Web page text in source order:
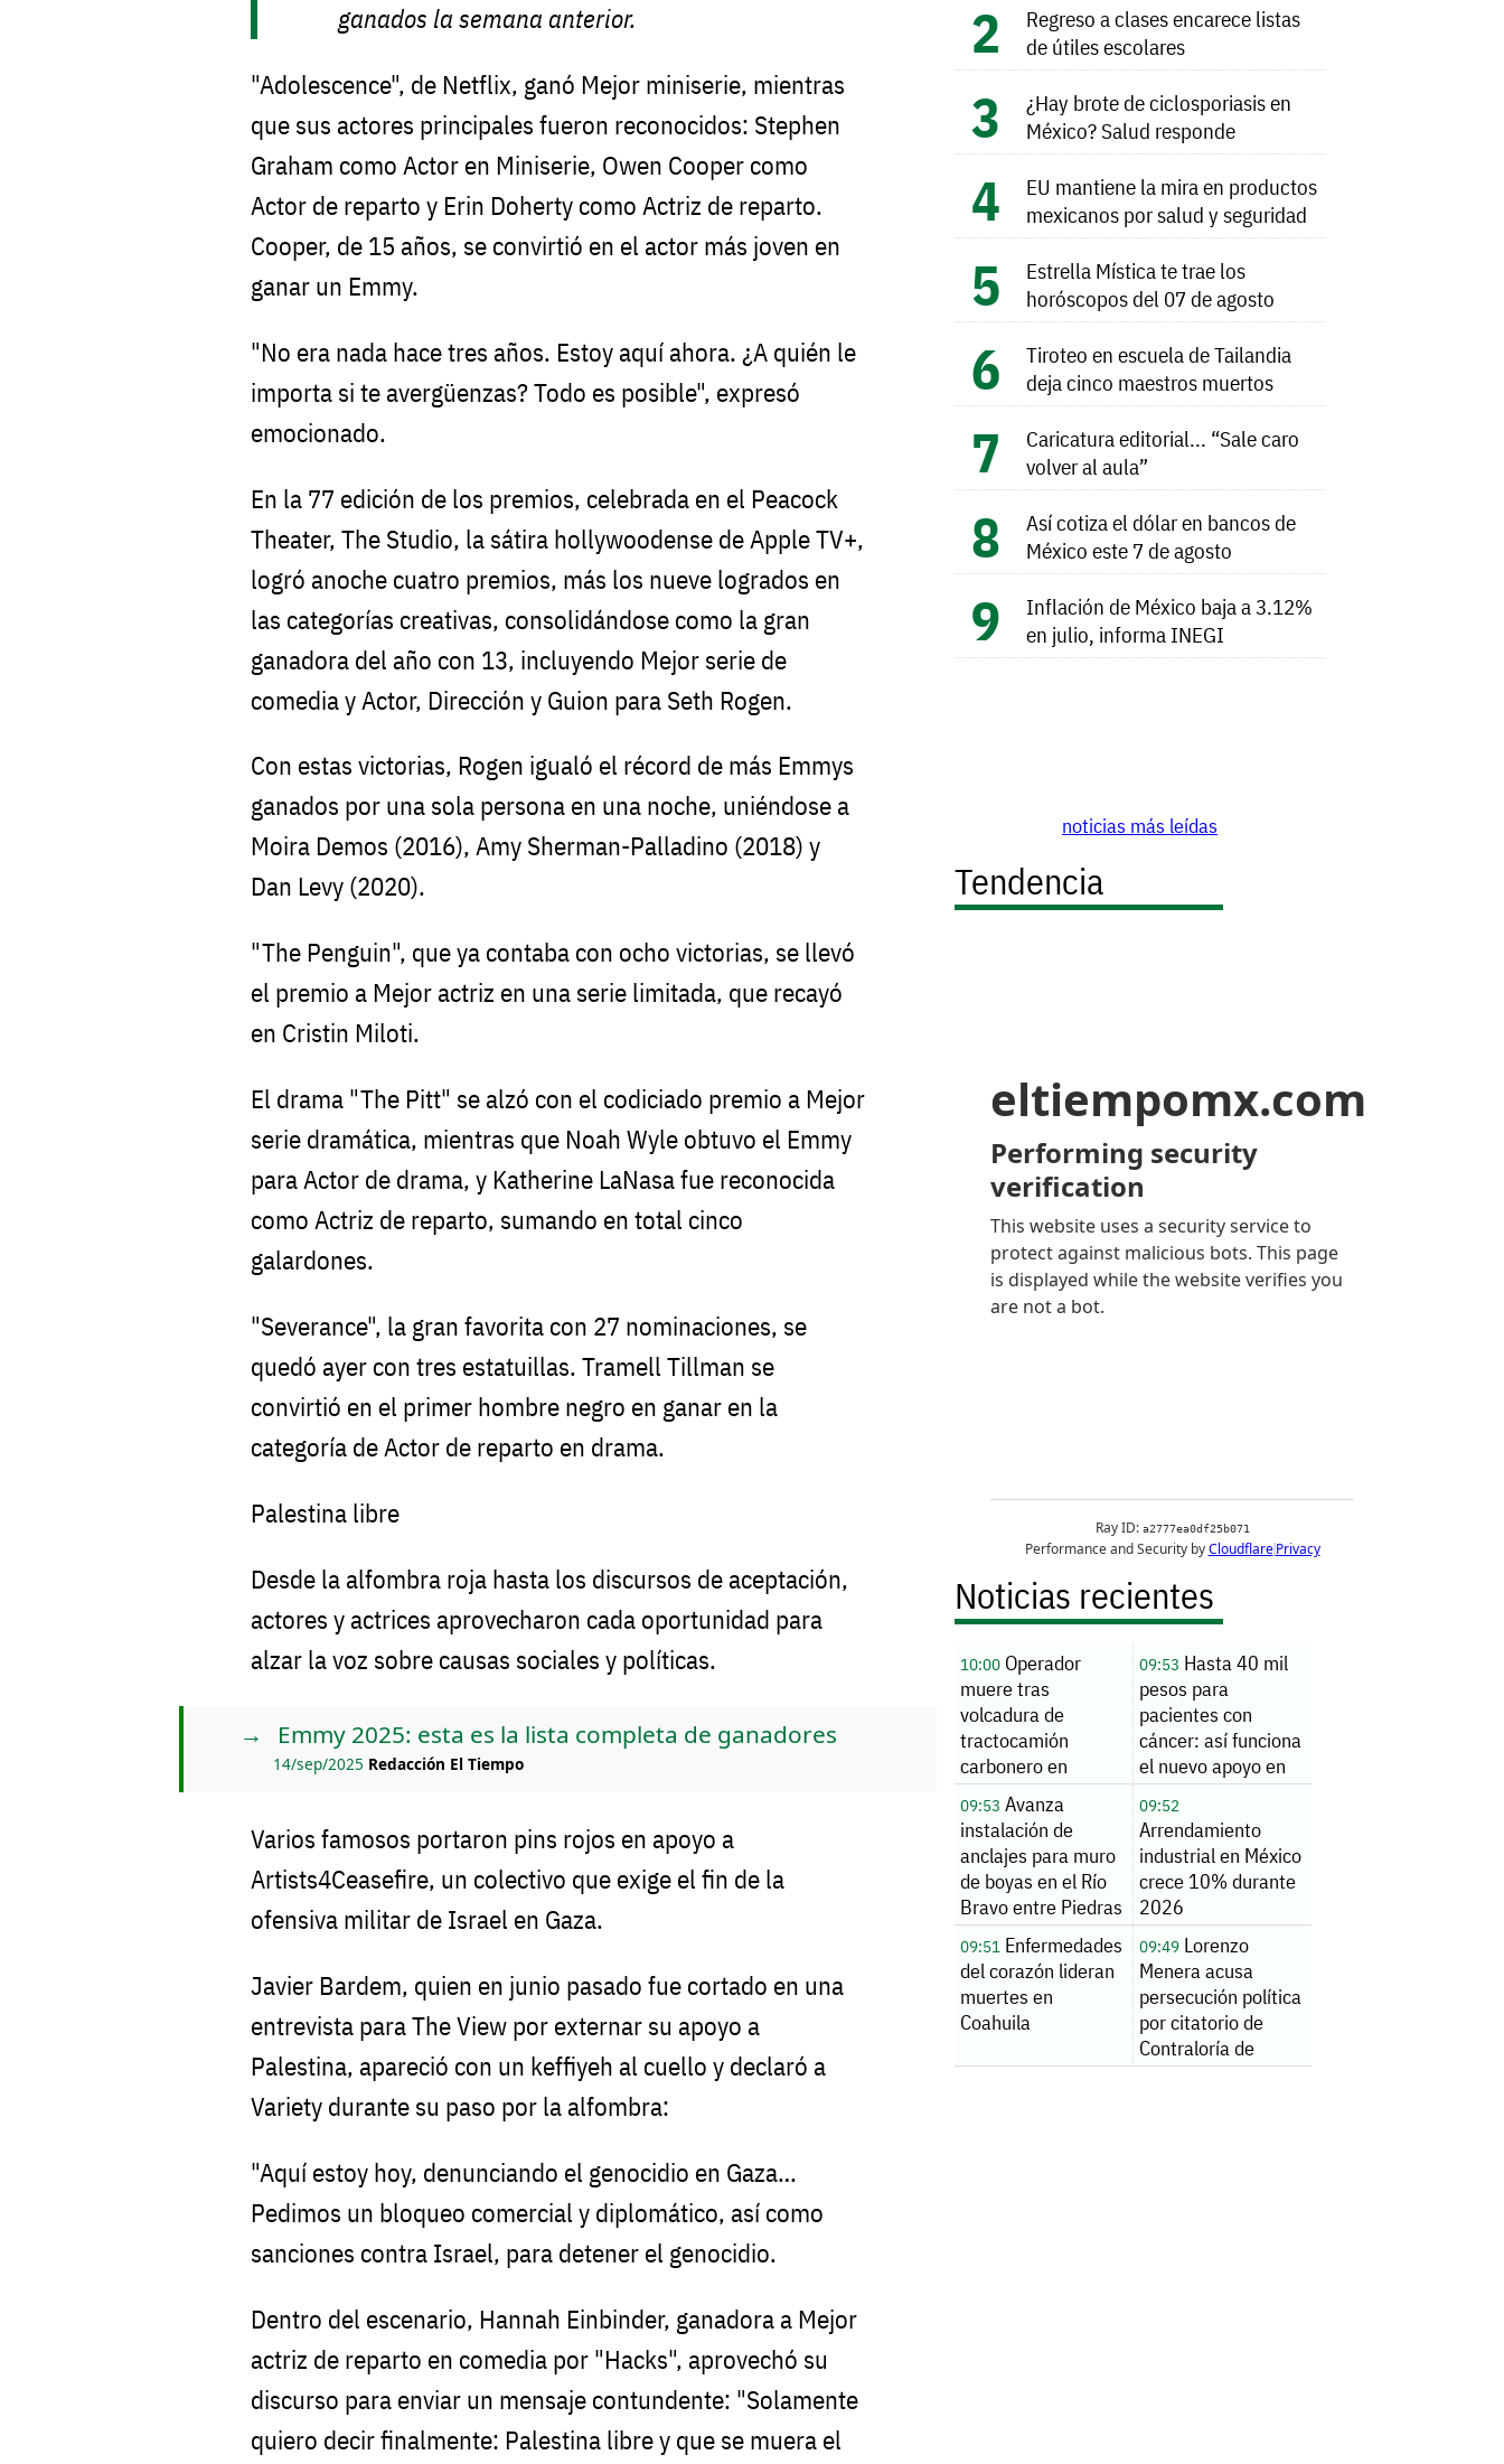
ganados la semana anterior.
"Adolescence", de Netflix, ganó Mejor miniserie, mientras
que sus actores principales fueron reconocidos: Stephen
Graham como Actor en Miniserie, Owen Cooper como
Actor de reparto y Erin Doherty como Actriz de reparto.
Cooper, de 15 años, se convirtió en el actor más joven en
ganar un Emmy.
"No era nada hace tres años. Estoy aquí ahora. ¿A quién le
importa si te avergüenzas? Todo es posible", expresó
emocionado.
En la 77 edición de los premios, celebrada en el Peacock
Theater, The Studio, la sátira hollywoodense de Apple TV+,
logró anoche cuatro premios, más los nueve logrados en
las categorías creativas, consolidándose como la gran
ganadora del año con 13, incluyendo Mejor serie de
comedia y Actor, Dirección y Guion para Seth Rogen.
Con estas victorias, Rogen igualó el récord de más Emmys
ganados por una sola persona en una noche, uniéndose a
Moira Demos (2016), Amy Sherman-Palladino (2018) y
Dan Levy (2020).
"The Penguin", que ya contaba con ocho victorias, se llevó
el premio a Mejor actriz en una serie limitada, que recayó
en Cristin Miloti.
El drama "The Pitt" se alzó con el codiciado premio a Mejor
serie dramática, mientras que Noah Wyle obtuvo el Emmy
para Actor de drama, y Katherine LaNasa fue reconocida
como Actriz de reparto, sumando en total cinco
galardones.
"Severance", la gran favorita con 27 nominaciones, se
quedó ayer con tres estatuillas. Tramell Tillman se
convirtió en el primer hombre negro en ganar en la
categoría de Actor de reparto en drama.
Palestina libre
Desde la alfombra roja hasta los discursos de aceptación,
actores y actrices aprovecharon cada oportunidad para
alzar la voz sobre causas sociales y políticas.
Emmy 2025: esta es la lista completa de ganadores
14/sep/2025 Redacción El Tiempo
Varios famosos portaron pins rojos en apoyo a
Artists4Ceasefire, un colectivo que exige el fin de la
ofensiva militar de Israel en Gaza.
Javier Bardem, quien en junio pasado fue cortado en una
entrevista para The View por externar su apoyo a
Palestina, apareció con un keffiyeh al cuello y declaró a
Variety durante su paso por la alfombra:
"Aquí estoy hoy, denunciando el genocidio en Gaza…
Pedimos un bloqueo comercial y diplomático, así como
sanciones contra Israel, para detener el genocidio.
Dentro del escenario, Hannah Einbinder, ganadora a Mejor
actriz de reparto en comedia por "Hacks", aprovechó su
discurso para enviar un mensaje contundente: "Solamente
quiero decir finalmente: Palestina libre y que se muera el
Regreso a clases encarece listas
de útiles escolares
¿Hay brote de ciclosporiasis en
México? Salud responde
EU mantiene la mira en productos
mexicanos por salud y seguridad
Estrella Mística te trae los
horóscopos del 07 de agosto
Tiroteo en escuela de Tailandia
deja cinco maestros muertos
Caricatura editorial... “Sale caro
volver al aula”
Así cotiza el dólar en bancos de
México este 7 de agosto
Inflación de México baja a 3.12%
en julio, informa INEGI
noticias más leídas
Tendencia
Noticias recientes
10:00 Operador
muere tras
volcadura de
tractocamión
carbonero en
Autopista Premier
09:53 Hasta 40 mil
pesos para
pacientes con
cáncer: así funciona
el nuevo apoyo en
Jalisco
09:53 Avanza
instalación de
anclajes para muro
de boyas en el Río
Bravo entre Piedras
Negras y Eagle Pass
09:52
Arrendamiento
industrial en México
crece 10% durante
2026
09:51 Enfermedades
del corazón lideran
muertes en
Coahuila
09:49Lorenzo
Menera acusa
persecución política
por citatorio de
Contraloría de
Piedras Negras